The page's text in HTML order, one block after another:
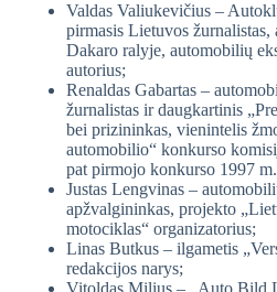
Valdas Valiukevičius –
pirmasis Lietuvos žurnalistas,
Dakaro ralyje, automobilių
autorius;
Renaldas Gabartas –
žurnalistas ir daugkartinis
bei prizininkas, vienintelis
automobilio“ konkurso
pat pirmojo konkurso 1997
Justas Lengvinas –
apžvalgininkas, projekto
motociklas“ organizatorius;
Linas Butkus – ilgametis
redakcijos narys;